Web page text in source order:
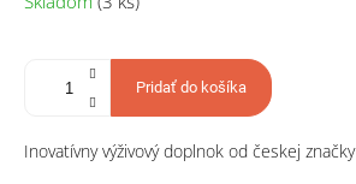
cena:
Pridať do košíka
Inovatívny výživový doplnok od českej